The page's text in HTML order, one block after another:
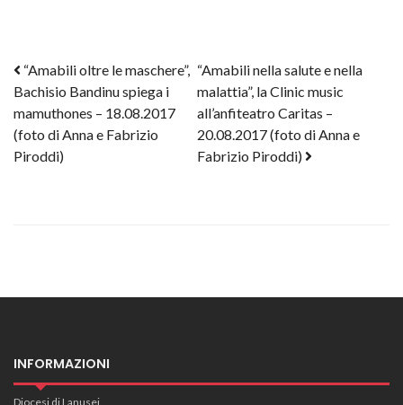
Post navigation
“Amabili oltre le maschere”,
Bachisio Bandinu spiega i
mamuthones – 18.08.2017
(foto di Anna e Fabrizio
Piroddi)
“Amabili nella salute e nella
malattia”, la Clinic music
all’anfiteatro Caritas –
20.08.2017 (foto di Anna e
Fabrizio Piroddi)
INFORMAZIONI
Diocesi di Lanusei